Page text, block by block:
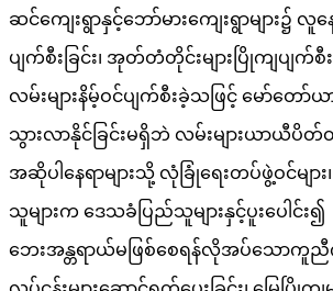
ဆင်ကျေးရွာနှင့်ဘော်မားကျေးရွာများ၌ လူန
ပျက်စီးခြင်း၊ အုတ်တံတိုင်းများပြိုကျပျက်စီး
လမ်းများနိမ့်ဝင်ပျက်စီးခဲ့သဖြင့် မော်တော်ယ
သွားလာနိုင်ခြင်းမရှိဘဲ လမ်းများယာယီပိ
အဆိုပါနေရာများသို့ လုံခြုံရေးတပ်ဖွဲ့ဝင်မျာ
သူများက ဒေသခံပြည်သူများနှင့်ပူးပေါင်း
ဘေးအန္တရာယ်မဖြစ်စေရန်လိုအပ်သော